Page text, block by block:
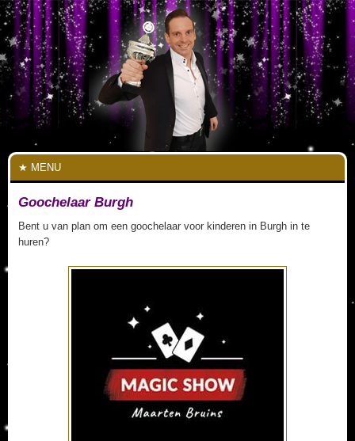
MENU
Goochelaar Burgh
Bent u van plan om een goochelaar voor kinderen in Burgh in te
huren?